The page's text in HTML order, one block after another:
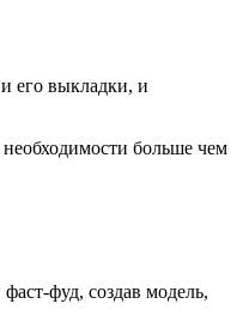
его выкладки, и
больше чем
фуд, создав модель,